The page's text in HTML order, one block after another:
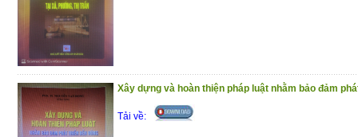
Xây dựng và hoàn thiện pháp luật nhằm bảo đảm
Tải về: